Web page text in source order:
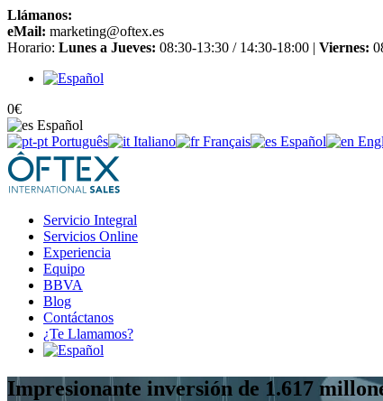
Llámanos:
eMail: marketing@oftex.es
Horario: Lunes a Jueves: 08:30-13:30 / 14:30-18:00 | Viernes:
0€
Español
Português
Italiano Français Español
Servicio Integral
Servicios Online
Experiencia
Equipo
BBVA
Blog
Contáctanos
¿Te Llamamos?
Impresionante inversión de 1.617